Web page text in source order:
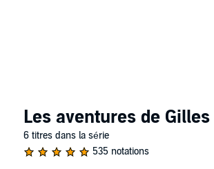
Les aventures de
6 titres dans la série
535 notations